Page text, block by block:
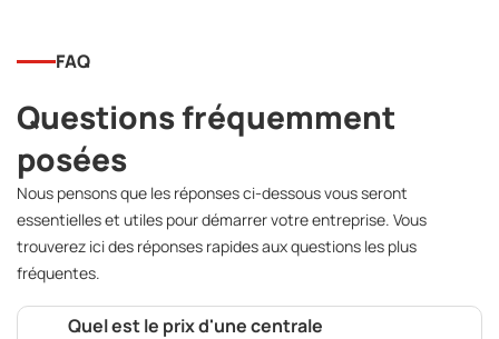
FAQ
Questions fréquemment
posées
Nous pensons que les réponses ci-dessous vous seront
essentielles et utiles pour démarrer votre entreprise. Vous
trouverez ici des réponses rapides aux questions les plus
fréquentes.
Quel est le prix d'une centrale